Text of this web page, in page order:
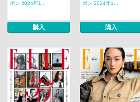
ポン 2024年1...
購入
ポン 2024年1...
購入